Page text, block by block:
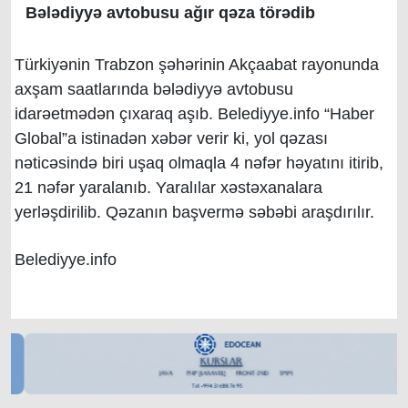
Bələdiyyə avtobusu ağır qəza törədib
Türkiyənin Trabzon şəhərinin Akçaabat rayonunda
axşam saatlarında bələdiyyə avtobusu
idarəetmədən çıxaraq aşıb. Belediyye.info “Haber
Global”a istinadən xəbər verir ki, yol qəzası
nəticəsində biri uşaq olmaqla 4 nəfər həyatını itirib,
21 nəfər yaralanıb. Yaralılar xəstəxanalara
yerləşdirilib. Qəzanın başvermə səbəbi araşdırılır.
Belediyye.info